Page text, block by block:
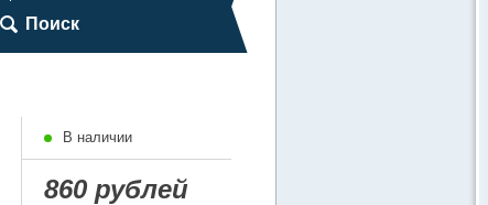
Поиск
В наличии
860 рублей